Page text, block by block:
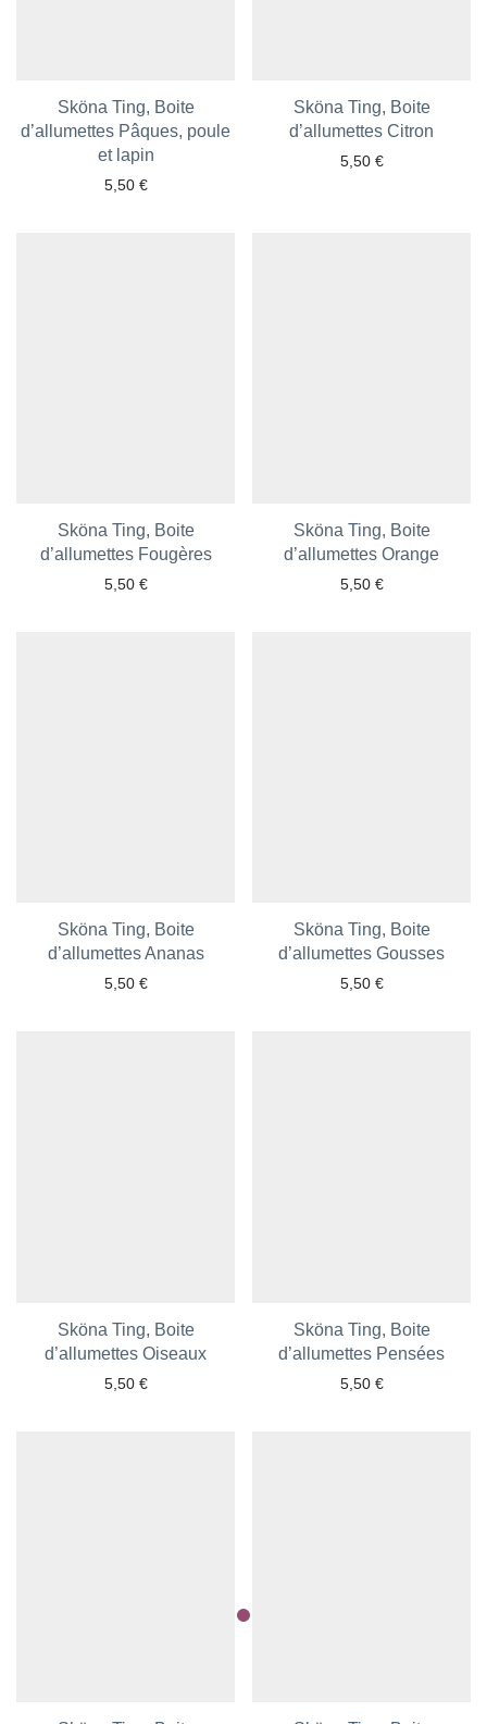
Sköna Ting, Boite
d’allumettes Pâques, poule
et lapin
5,50 €
Ajouter aux favoris
Sköna Ting, Boite
d’allumettes Citron
5,50 €
Ajouter aux favoris
Sköna Ting, Boite
d’allumettes Fougères
5,50 €
Ajouter aux favoris
Sköna Ting, Boite
d’allumettes Orange
5,50 €
Ajouter aux favoris
Sköna Ting, Boite
d’allumettes Ananas
5,50 €
Ajouter aux favoris
Sköna Ting, Boite
d’allumettes Gousses
5,50 €
Ajouter aux favoris
Sköna Ting, Boite
d’allumettes Oiseaux
5,50 €
Ajouter aux favoris
Sköna Ting, Boite
d’allumettes Pensées
5,50 €
Ajouter aux favoris